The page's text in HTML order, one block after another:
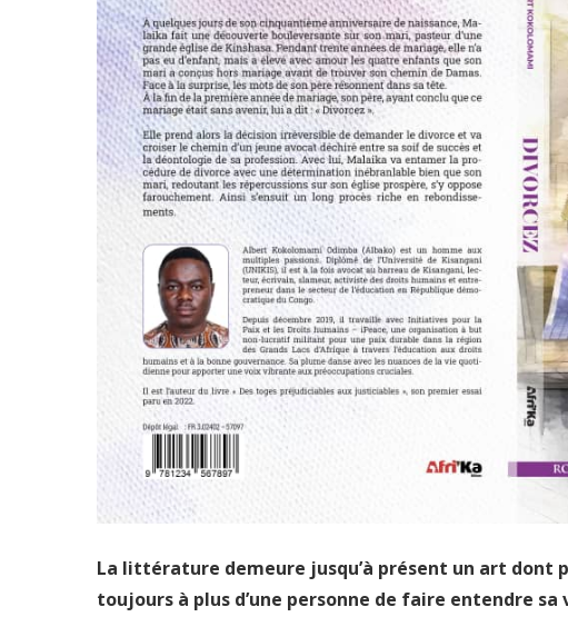
La littérature demeure jusqu’à présent un art dont
toujours à plus d’une personne de faire entendre sa